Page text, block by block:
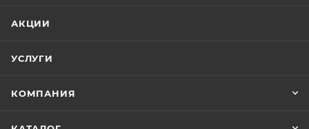
АКЦИИ
УСЛУГИ
КОМПАНИЯ